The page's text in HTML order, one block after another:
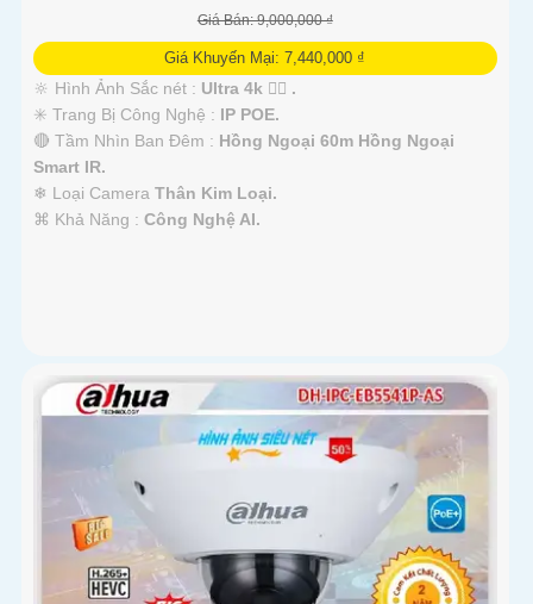
Giá Bán: 9,000,000 ₫
Giá Khuyến Mại: 7,440,000 ₫
🔆 Hình Ảnh Sắc nét : Ultra 4k 👍🏾 .
✳️ Trang Bị Công Nghệ : IP POE.
🔴 Tầm Nhìn Ban Đêm : Hồng Ngoại 60m Hồng Ngoại
Smart IR.
❄ Loại Camera Thân Kim Loại.
️⌘ Khả Năng : Công Nghệ AI.